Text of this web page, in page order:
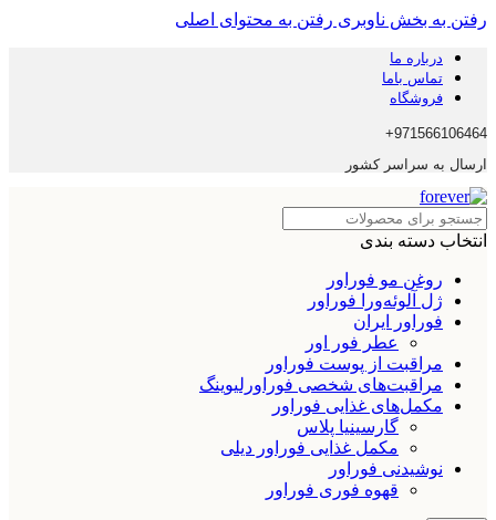
رفتن به بخش ناوبری رفتن به محتوای اصلی
درباره ما
تماس باما
فروشگاه
971566106464+
ارسال به سراسر کشور
انتخاب دسته بندی
روغن مو فوراور
ژل آلوئه‌ورا فوراور
فوراور ایران
عطر فور اور
مراقبت از پوست فوراور
مراقبت‌های شخصی فوراورلیوینگ
مکمل‌های غذایی فوراور
گارسینیا پلاس
مکمل غذایی فوراور دیلی
نوشیدنی فوراور
قهوه فوری فوراور